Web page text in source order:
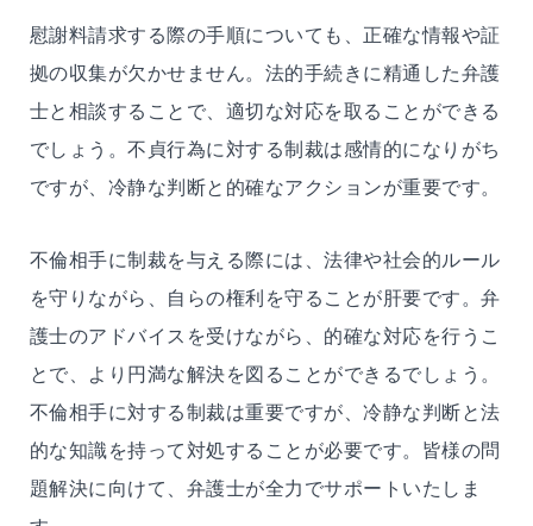
慰謝料請求する際の手順についても、正確な情報や証
拠の収集が欠かせません。法的手続きに精通した弁護
士と相談することで、適切な対応を取ることができる
でしょう。不貞行為に対する制裁は感情的になりがち
ですが、冷静な判断と的確なアクションが重要です。
不倫相手に制裁を与える際には、法律や社会的ルール
を守りながら、自らの権利を守ることが肝要です。弁
護士のアドバイスを受けながら、的確な対応を行うこ
とで、より円満な解決を図ることができるでしょう。
不倫相手に対する制裁は重要ですが、冷静な判断と法
的な知識を持って対処することが必要です。皆様の問
題解決に向けて、弁護士が全力でサポートいたしま